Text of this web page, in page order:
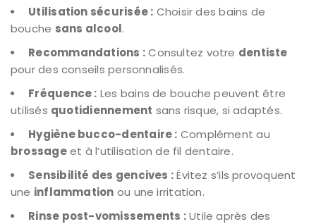
Utilisation sécurisée : Choisir des bains de
bouche sans alcool.
Recommandations :Consultez votre dentiste
pour des conseils personnalisés.
Fréquence : Les bains de bouche peuvent être
utilisés quotidiennement sans risque, si adaptés.
Hygiène bucco-dentaire : Complément au
brossageet à l’utilisation de fil dentaire.
Sensibilité des gencives :Évitez s’ils provoquent
une inflammation ou une irritation.
Rinse post-vomissements :Utile après des